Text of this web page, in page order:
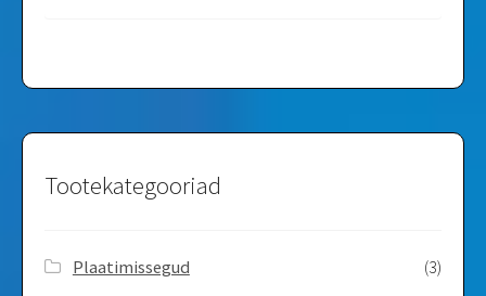
Tootekategooriad
Plaatimissegud
(3)